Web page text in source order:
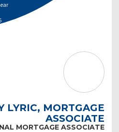
LYRIC, MORTGAGE
ASSOCIATE
MORTGAGE ASSOCIATE